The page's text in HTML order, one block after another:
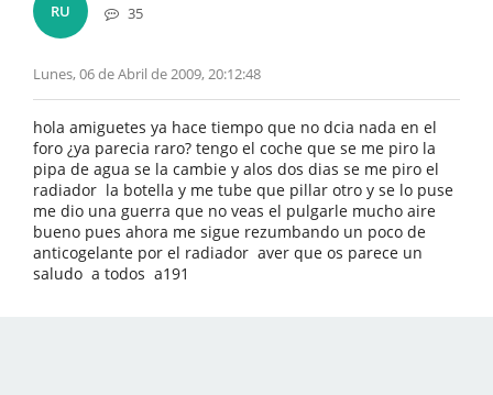
RU 35
Lunes, 06 de Abril de 2009, 20:12:48
hola amiguetes ya hace tiempo que no dcia nada en el
foro ¿ya parecia raro? tengo el coche que se me piro la
pipa de agua se la cambie y alos dos dias se me piro el
radiador la botella y me tube que pillar otro y se lo puse
me dio una guerra que no veas el pulgarle mucho aire
bueno pues ahora me sigue rezumbando un poco de
anticogelante por el radiador aver que os parece un
saludo a todos a191